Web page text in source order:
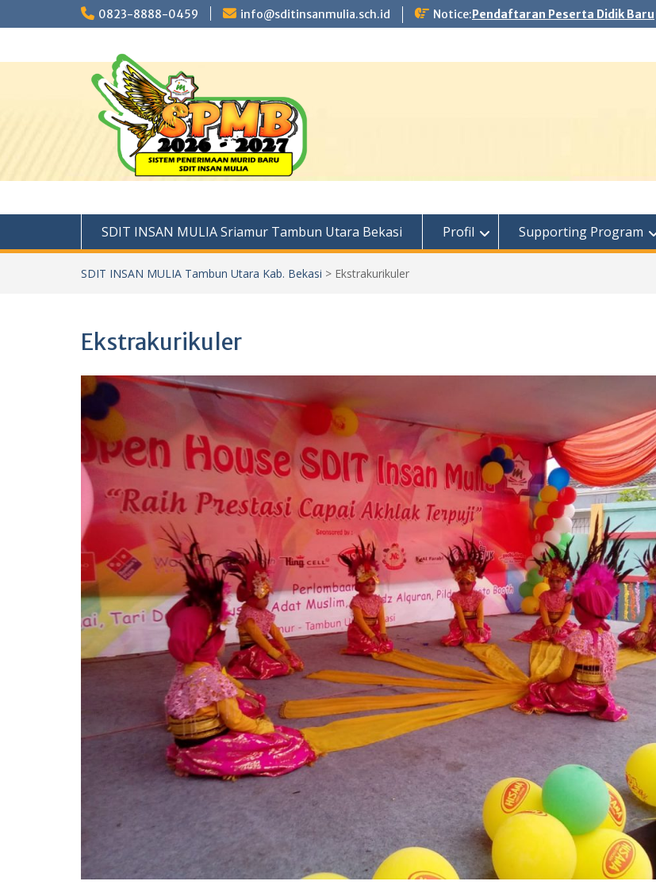
to
0823-8888-0459 info@sditinsanmulia.sch.id Notice:Pendaftaran Peserta Didik Baru
SDIT INSAN MULIA Sriamur Tambun Utara Bekasi Profil Supporting Program
SDIT INSAN MULIA Tambun Utara Kab. Bekasi > Ekstrakurikuler
Ekstrakurikuler